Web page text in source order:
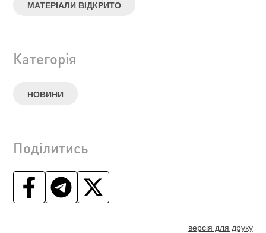
МАТЕРІАЛИ ВІДКРИТО
Категорія
НОВИНИ
Поділитись
версія для друку